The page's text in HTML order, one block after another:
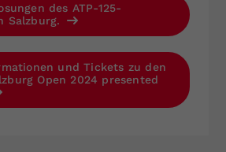
des ATP-125-
Salzburg.
und Tickets zu den
Open 2024 presented